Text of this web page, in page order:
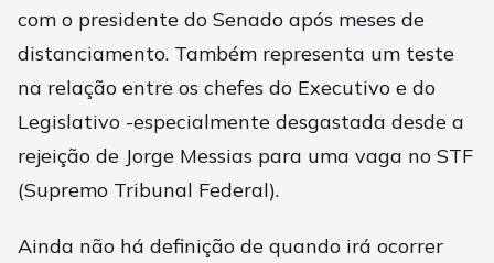
com o presidente do Senado após meses de
distanciamento. Também representa um teste
na relação entre os chefes do Executivo e do
Legislativo -especialmente desgastada desde a
rejeição de Jorge Messias para uma vaga no STF
(Supremo Tribunal Federal).
Ainda não há definição de quando irá ocorrer